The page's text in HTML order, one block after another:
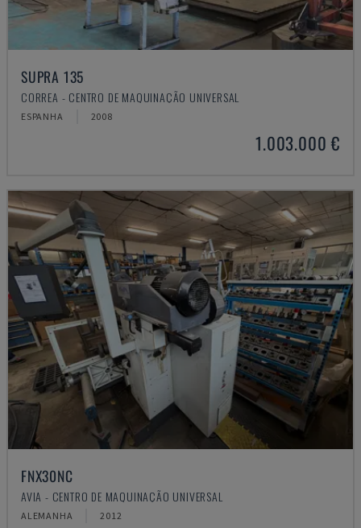
SUPRA 135
CORREA - CENTRO DE MAQUINAÇÃO UNIVERSAL
ESPANHA 2008
1.003.000 €
FNX30NC
AVIA - CENTRO DE MAQUINAÇÃO UNIVERSAL
ALEMANHA 2012